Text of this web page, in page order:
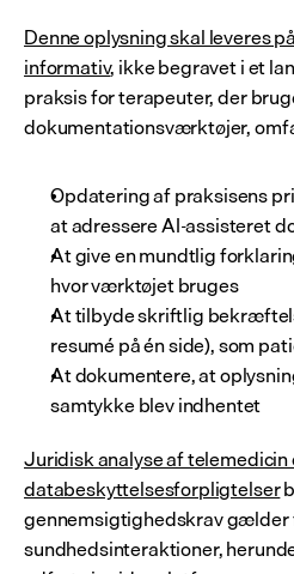
Denne oplysning skal leveres
informativ, ikke begravet i et
praksis for terapeuter, der
dokumentationsværktøjer,
Opdatering af praksisens
at adressere AI-assisteret
At give en mundtlig
hvor værktøjet bruges
At tilbyde skriftlig
resumé på én side), som
At dokumentere, at
samtykke blev indhentet
Juridisk analyse af telemedicin
databeskyttelsesforpligtelser
gennemsigtighedskrav
sundhedsinteraktioner,